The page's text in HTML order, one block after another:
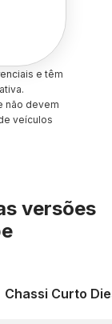
e têm
não devem
veículos
versões
Chassi Curto